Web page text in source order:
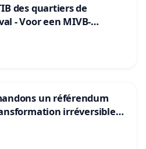
des quartiers de
- Voor een MIVB-
Strombeek en Het
un référendum
irréversible